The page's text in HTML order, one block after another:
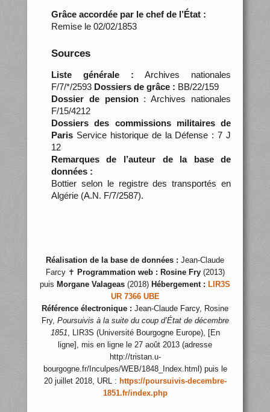
Grâce accordée par le chef de l’État :
Remise le 02/02/1853
Sources
Liste générale : Archives nationales
F/7/*/2593 Dossiers de grâce : BB/22/159
Dossier de pension: Archives nationales
F/15/4212
Dossiers des commissions militaires de
ParisService historique de la Défense : 7 J
12
Remarques de l’auteur de la base de
données :
Bottier selon le registre des transportés en
Algérie (A.N. F/7/2587).
Réalisation de la base de données : Jean-Claude
Farcy ✝ Programmation web : Rosine Fry(2013)
puis Morgane Valageas (2018) Hébergement : LIR3S
UR 7366 UBE
Référence électronique : Jean-Claude Farcy, Rosine
Fry, Poursuivis à la suite du coup d’État de décembre
1851, LIR3S (Université Bourgogne Europe), [En
ligne], mis en ligne le 27 août 2013 (adresse
http://tristan.u-
bourgogne.fr/Inculpes/WEB/1848_Index.html) puis le
20 juillet 2018, URL : https://poursuivis-decembre-
1851.fr/index.php